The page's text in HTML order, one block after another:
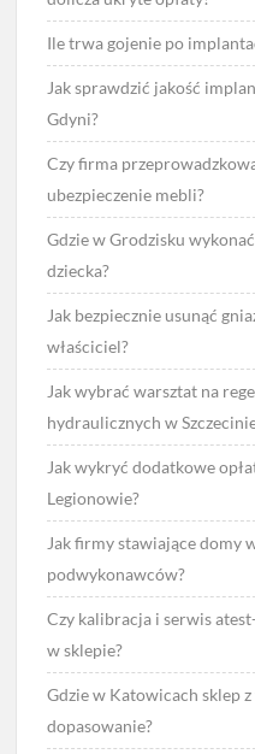
Ile trwa gojenie po
Jak sprawdzić jakość
Gdyni?
Czy firma
ubezpieczenie mebli?
Gdzie w Grodzisku
dziecka?
Jak bezpiecznie usunąć
właściciel?
Jak wybrać warsztat na
hydraulicznych w
Jak wykryć dodatkowe
Legionowie?
Jak firmy stawiające domy
podwykonawców?
Czy kalibracja i serwis
w sklepie?
Gdzie w Katowicach sklep
dopasowanie?